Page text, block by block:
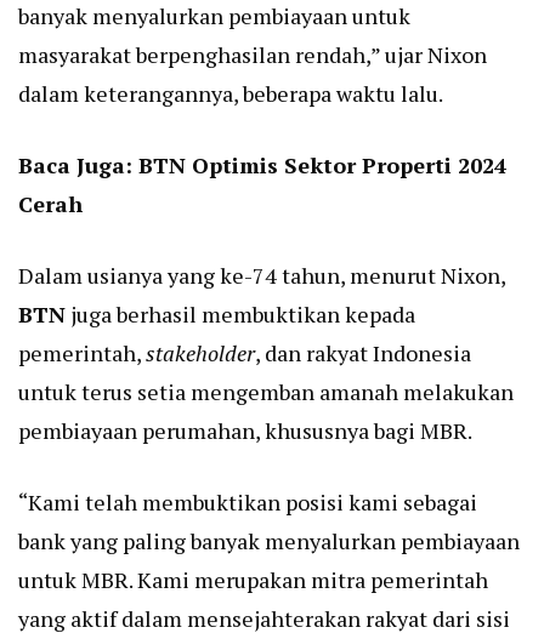
banyak menyalurkan pembiayaan untuk
masyarakat berpenghasilan rendah,” ujar Nixon
dalam keterangannya, beberapa waktu lalu.
Baca Juga: BTN Optimis Sektor Properti 2024
Cerah
Dalam usianya yang ke-74 tahun, menurut Nixon,
BTN juga berhasil membuktikan kepada
pemerintah,stakeholder, dan rakyat Indonesia
untuk terus setia mengemban amanah melakukan
pembiayaan perumahan, khususnya bagi MBR.
“Kami telah membuktikan posisi kami sebagai
bank yang paling banyak menyalurkan pembiayaan
untuk MBR. Kami merupakan mitra pemerintah
yang aktif dalam mensejahterakan rakyat dari sisi